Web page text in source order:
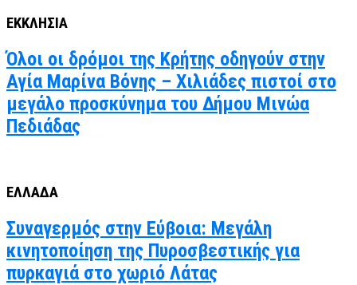
ΕΚΚΛΗΣΙΑ
Όλοι οι δρόμοι της Κρήτης οδηγούν στην
Αγία Μαρίνα Βόνης – Χιλιάδες πιστοί στο
μεγάλο προσκύνημα του Δήμου Μινώα
Πεδιάδας
ΕΛΛΑΔΑ
Συναγερμός στην Εύβοια: Μεγάλη
κινητοποίηση της Πυροσβεστικής για
πυρκαγιά στο χωριό Λάτας